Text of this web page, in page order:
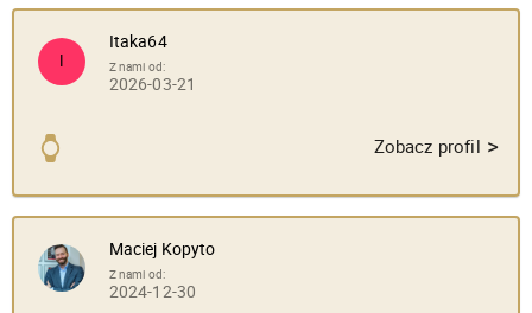
I
Itaka64
Z nami od:
2026-03-21
Zobacz profil >
Maciej Kopyto
Z nami od:
2024-12-30